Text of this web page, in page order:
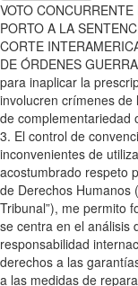
VOTO
PORTO A LA
CORTE
DE ÓRDENES
para inaplicar la
involucren crímenes de
de complementariedad
3. El control de
inconvenientes de
acostumbrado respeto
de Derechos Humanos
Tribunal”), me permito
se centra en el análisis
responsabilidad
derechos a las
a las medidas de